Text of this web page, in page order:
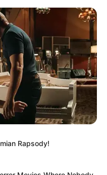
A valódi kérdés az,
e olyan
meggyőzik a
nem csak
Rapsody!